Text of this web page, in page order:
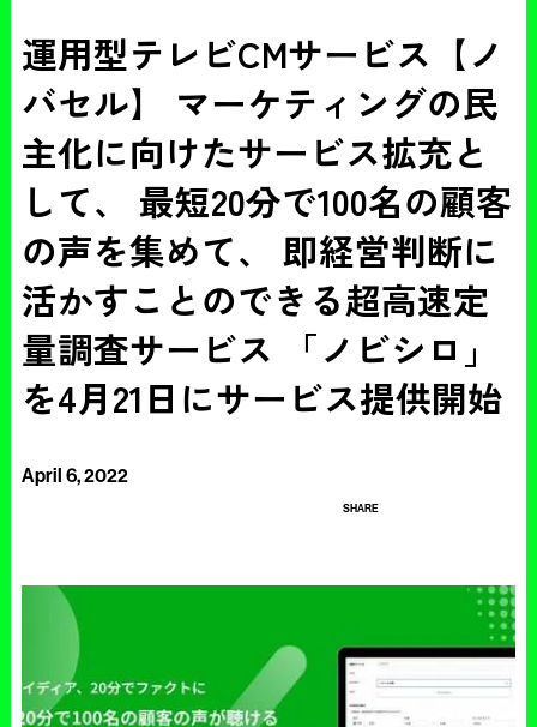
運用型テレビCMサービス【ノ
バセル】 マーケティングの民
主化に向けたサービス拡充と
して、 最短20分で100名の顧客
の声を集めて、 即経営判断に
活かすことのできる超高速定
量調査サービス 「ノビシロ」
を4月21日にサービス提供開始
April 6, 2022
SHARE